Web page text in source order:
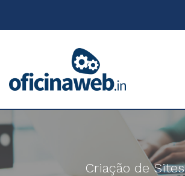
Criação de Sites